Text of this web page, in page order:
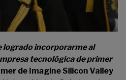
logrado incorporarme al
tecnológica de primer
de Imagine Silicon Valley